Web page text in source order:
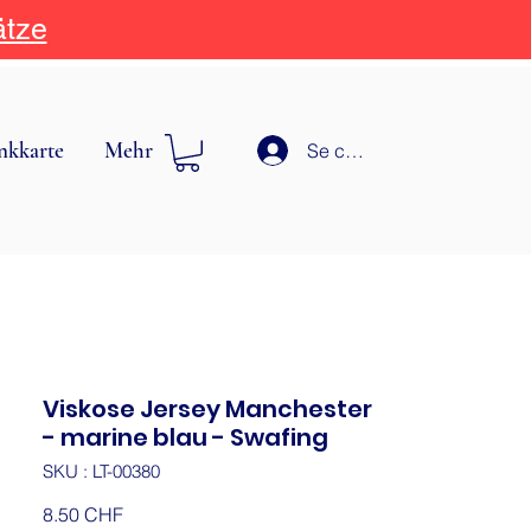
Mehr Se connecter
Viskose Jersey Manchester
- marine blau - Swafing
SKU : LT-00380
8.50 CHFPrix